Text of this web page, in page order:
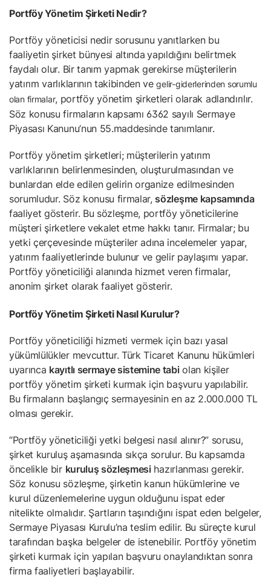
Portföy Yönetim Şirketi Nedir?
Portföy yöneticisi nedir sorusunu yanıtlarken bu
faaliyetin şirket bünyesi altında yapıldığını belirtmek
faydalı olur. Bir tanım yapmak gerekirse müşterilerin
yatırım varlıklarının takibinden vegelir-giderlerinden sorumlu
olan firmalar, portföy yönetim şirketleri olarak adlandırılır.
Söz konusu firmaların kapsamı 6362 sayılı Sermaye
Piyasası Kanunu’nun 55.maddesinde tanımlanır.
Portföy yönetim şirketleri; müşterilerin yatırım
varlıklarının belirlenmesinden, oluşturulmasından ve
bunlardan elde edilen gelirin organize edilmesinden
sorumludur. Söz konusu firmalar, sözleşme kapsamında
faaliyet gösterir. Bu sözleşme, portföy yöneticilerine
müşteri şirketlere vekalet etme hakkı tanır. Firmalar; bu
yetki çerçevesinde müşteriler adına incelemeler yapar,
yatırım faaliyetlerinde bulunur ve gelir paylaşımı yapar.
Portföy yöneticiliği alanında hizmet veren firmalar,
anonim şirket olarak faaliyet gösterir.
Portföy Yönetim Şirketi Nasıl Kurulur?
Portföy yöneticiliği hizmeti vermek için bazı yasal
yükümlülükler mevcuttur. Türk Ticaret Kanunu hükümleri
uyarınca kayıtlı sermaye sistemine tabiolan kişiler
portföy yönetim şirketi kurmak için başvuru yapılabilir.
Bu firmaların başlangıç sermayesinin en az 2.000.000 TL
olması gerekir.
“Portföy yöneticiliği yetki belgesi nasıl alınır?” sorusu,
şirket kuruluş aşamasında sıkça sorulur. Bu kapsamda
öncelikle bir kuruluş sözleşmesihazırlanması gerekir.
Söz konusu sözleşme, şirketin kanun hükümlerine ve
kurul düzenlemelerine uygun olduğunu ispat eder
nitelikte olmalıdır. Şartların taşındığını ispat eden belgeler,
Sermaye Piyasası Kurulu’na teslim edilir. Bu süreçte kurul
tarafından başka belgeler de istenebilir. Portföy yönetim
şirketi kurmak için yapılan başvuru onaylandıktan sonra
firma faaliyetleri başlayabilir.